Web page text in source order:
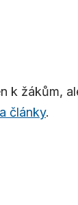
k žákům,
články.